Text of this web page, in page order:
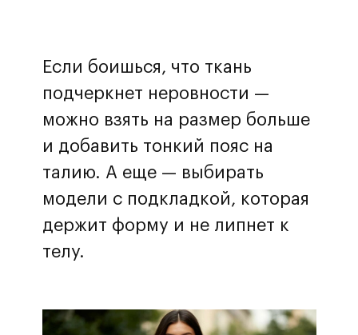
Если боишься, что ткань
подчеркнет неровности —
можно взять на размер больше
и добавить тонкий пояс на
талию. А еще — выбирать
модели с подкладкой, которая
держит форму и не липнет к
телу.